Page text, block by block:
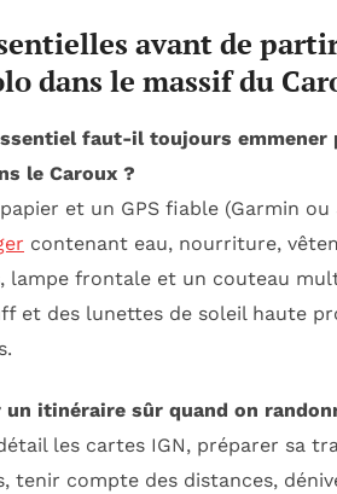
avant de
dans le massif du
faut-il toujours emmener
le Caroux ?
et un GPS fiable (Garmin ou
contenant eau, nourriture,
lampe frontale et un couteau
et des lunettes de soleil haute
un itinéraire sûr quand on
les cartes IGN, préparer sa
tenir compte des distances,